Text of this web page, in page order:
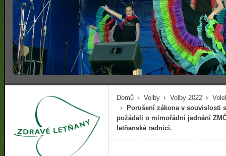
Domů Volby Volby 2022
Porušení zákona v souvislosti
požádali o mimořádní jednání
letňanské radnici.